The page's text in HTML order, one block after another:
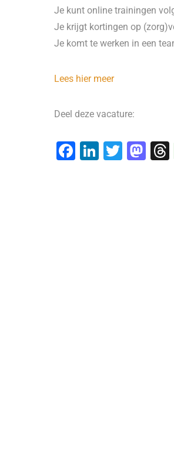
Je kunt online trainingen
Je krijgt kortingen op
Je komt te werken in een
Lees hier meer
Deel deze vacature:
F
Li
T
M